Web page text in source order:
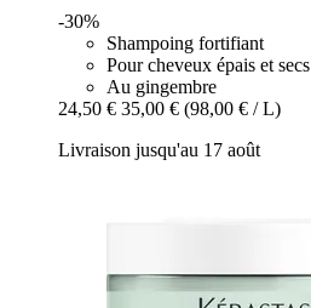
-30%
Shampoing fortifiant
Pour cheveux épais et secs
Au gingembre
24,50 € 35,00 € (98,00 € / L)
Livraison jusqu'au 17 août